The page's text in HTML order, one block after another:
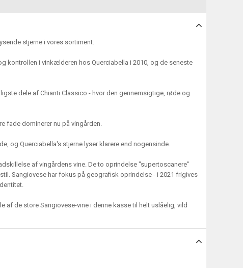
stjerne i vores sortiment.
kontrollen i vinkælderen hos Querciabella i 2010, og de seneste
dele af Chianti Classico - hvor den gennemsigtige, røde og
fade dominerer nu på vingården.
og Querciabella's stjerne lyser klarere end nogensinde.
af vingårdens vine. De to oprindelse "supertoscanere"
Sangiovese har fokus på geografisk oprindelse - i 2021 frigives
af de store Sangiovese-vine i denne kasse til helt uslåelig, vild